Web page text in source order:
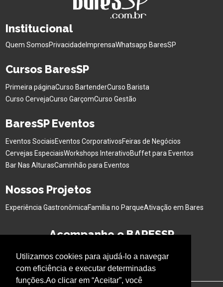
Utilizamos cookies para ajudá-lo a navegar
com eficiência e executar determinadas
funções.Ao clicar em “Aceitar”, você
Institucional
Quem SomosPrivacidade ImprensaWhatsapp BaresSP
Cursos BaresSP
Primeira páginaCurso BartenderCurso Barista
Curso CervejaCurso GarçomCurso Gestão
BaresSP Eventos
Eventos SociaisEventos CorporativosFeiras de Negócios
Cervejas EspeciaisWorkshops InterativoBuffet para Eventos
Bar Nas AlturasCaminhão para Eventos
Nossos Projetos
Experiência GastronômicaFamília no ParqueAtivação em Bares
Acompanhe o BARESSP